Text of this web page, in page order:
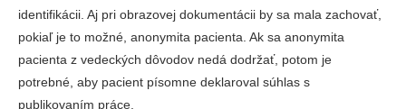
identifikácii. Aj pri obrazovej dokumentácii by sa mala zachovať,
pokiaľ je to možné, anonymita pacienta. Ak sa anonymita
pacienta z vedeckých dôvodov nedá dodržať, potom je
potrebné, aby pacient písomne deklaroval súhlas s
publikovaním práce.